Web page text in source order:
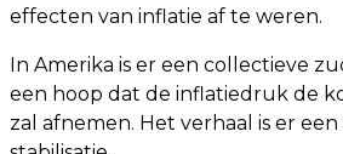
effecten van inflatie af te weren.
In Amerika is er een collectieve
een hoop dat de inflatiedruk de
zal afnemen. Het verhaal is er